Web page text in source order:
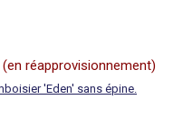
(en réapprovisionnement)